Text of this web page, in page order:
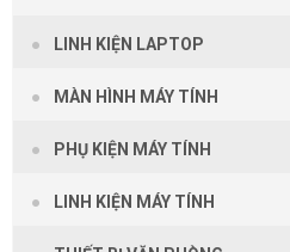
LINH KIỆN LAPTOP
MÀN HÌNH MÁY TÍNH
PHỤ KIỆN MÁY TÍNH
LINH KIỆN MÁY TÍNH